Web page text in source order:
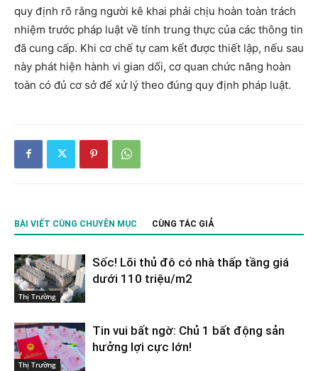
quy định rõ rằng người kê khai phải chịu hoàn toàn trách
nhiệm trước pháp luật về tính trung thực của các thông tin
đã cung cấp. Khi cơ chế tự cam kết được thiết lập, nếu sau
này phát hiện hành vi gian dối, cơ quan chức năng hoàn
toàn có đủ cơ sở để xử lý theo đúng quy định pháp luật.
BÀI VIẾT CÙNG CHUYÊN MỤC CÙNG TÁC GIẢ
Thị Trường
Sốc! Lõi thủ đô có nhà thấp tầng giá
dưới 110 triệu/m2
Thị Trường
Tin vui bất ngờ: Chủ 1 bất động sản
hưởng lợi cực lớn!